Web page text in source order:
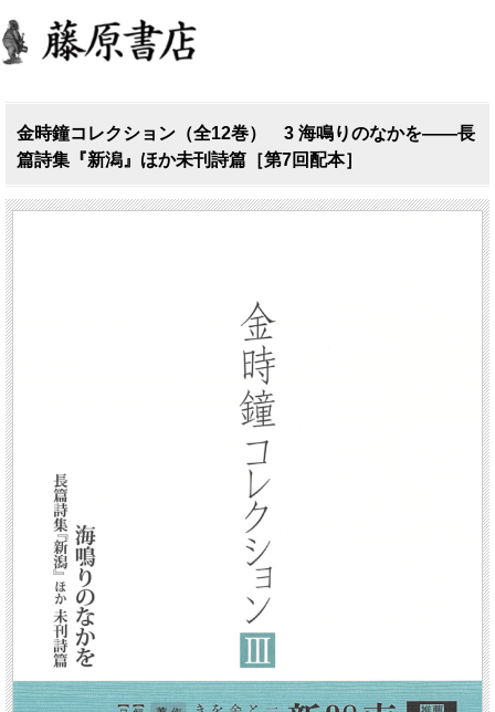
金時鐘コレクション（全12巻） 3 海鳴りのなかを――長
篇詩集『新潟』ほか未刊詩篇［第7回配本］